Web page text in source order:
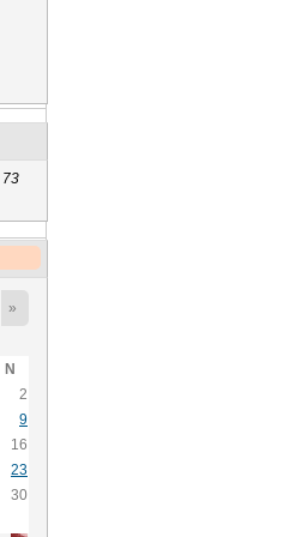
73
»
N
2
9
16
23
30